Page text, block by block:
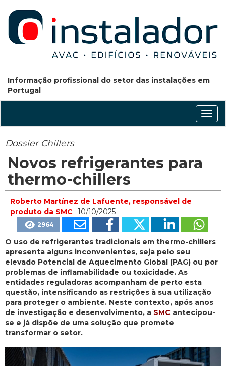
Informação profissional do setor das instalações em
Portugal
Dossier Chillers
Novos refrigerantes para
thermo-chillers
Roberto Martínez de Lafuente, responsável de
produto da SMC
10/10/2025
2964
O uso de refrigerantes tradicionais em thermo-chillers
apresenta alguns inconvenientes, seja pelo seu
elevado Potencial de Aquecimento Global (PAG) ou por
problemas de inflamabilidade ou toxicidade. As
entidades reguladoras acompanham de perto esta
questão, intensificando as restrições à sua utilização
para proteger o ambiente. Neste contexto, após anos
de investigação e desenvolvimento, a SMC antecipou-
se e já dispõe de uma solução que promete
transformar o setor.